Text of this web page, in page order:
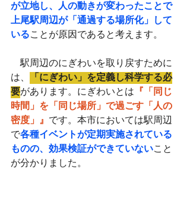
が立地し、人の動きが変わったことで
上尾駅周辺が「通過する場所化」して
いることが原因であると考えます。
駅周辺のにぎわいを取り戻すために
は、
「にぎわい」を定義し科学する必
要があります。にぎわいとは 『「同じ
時間」を「同じ場所」で過ごす「人の
密度」』 です。本市においては駅周辺
で各種イベントが定期実施されている
ものの、効果検証ができていないこと
が分かりました。